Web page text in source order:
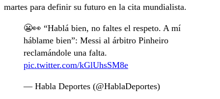
martes para definir su futuro en la cita mundialista.
😬👀 “Hablá bien, no faltes el respeto. A mí
háblame bien”: Messi al árbitro Pinheiro
reclamándole una falta.
pic.twitter.com/kGlUhsSM8e
— Habla Deportes (@HablaDeportes)